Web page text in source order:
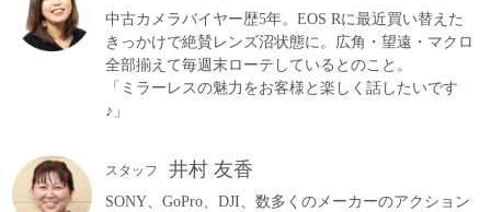
中古カメラバイヤー歴5年。EOS Rに最近買い替えた
きっかけで絶賛レンズ沼状態に。広角・望遠・マクロ
全部揃えて毎週末ローテしているとのこと。
「ミラーレスの魅力をお客様と楽しく話したいです
♪」
スタッフ 井村 友香
SONY、GoPro、DJI、数多くのメーカーのアクション